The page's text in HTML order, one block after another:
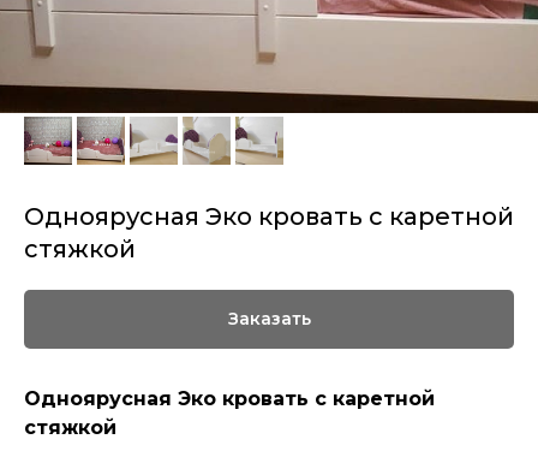
Одноярусная Эко кровать с каретной
стяжкой
Заказать
Одноярусная Эко кровать с каретной
стяжкой